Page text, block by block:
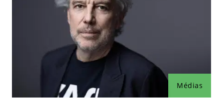
Médias